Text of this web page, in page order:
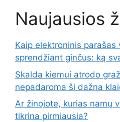
Naujausios
Kaip elektroninis parašas
sprendžiant ginčus: ką
Skalda kiemui atrodo
nepadaroma ši dažna
Ar žinojote, kurias namų
tikrina pirmiausia?